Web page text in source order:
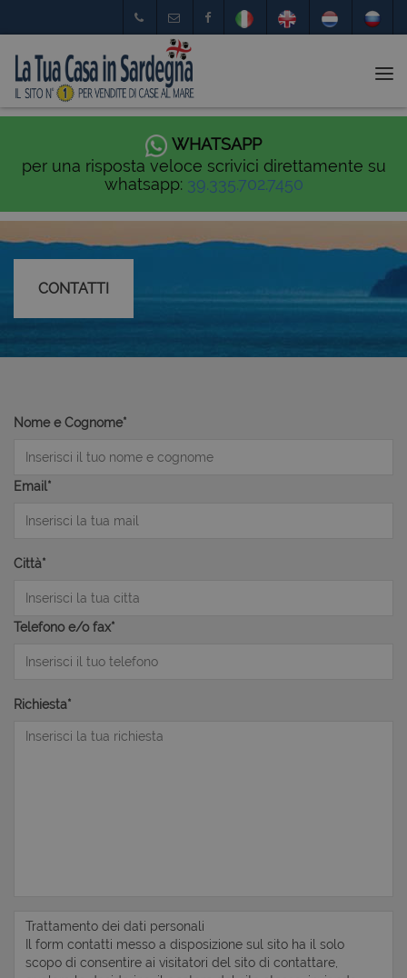
WHATSAPP
per una risposta veloce scrivici direttamente su
whatsapp: 39.335.702.7450
CONTATTI
Nome e Cognome*
Email*
Città*
Telefono e/o fax*
Richiesta*